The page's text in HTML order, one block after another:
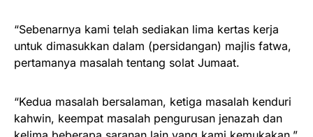
“Sebenarnya kami telah sediakan lima kertas kerja
untuk dimasukkan dalam (persidangan) majlis fatwa,
pertamanya masalah tentang solat Jumaat.
“Kedua masalah bersalaman, ketiga masalah kenduri
kahwin, keempat masalah pengurusan jenazah dan